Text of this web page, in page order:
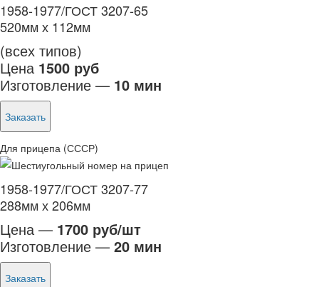
1958-1977/ГОСТ 3207-65
520мм х 112мм
(всех типов)
Цена 1500 руб
Изготовление — 10 мин
Заказать
Для прицепа (СССР)
1958-1977/ГОСТ 3207-77
288мм х 206мм
Цена — 1700 руб/шт
Изготовление — 20 мин
Заказать